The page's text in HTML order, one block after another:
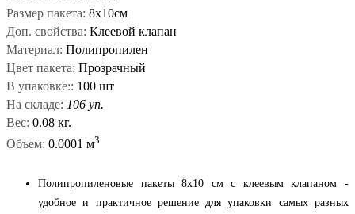
Размер пакета: 8х10см
Доп. свойства: Клеевой клапан
Материал: Полипропилен
Цвет пакета: Прозрачный
В упаковке:: 100 шт
На складе: 106 уп.
Вес: 0.08 кг.
Объем: 0.0001 м3
Полипропиленовые пакеты 8x10 см с клеевым клапаном -
удобное и практичное решение для упаковки самых разных